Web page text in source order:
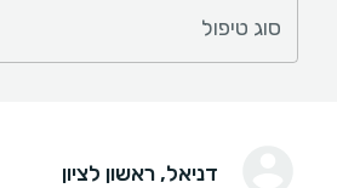
סוג טיפול
דניאל, ראשון לציון